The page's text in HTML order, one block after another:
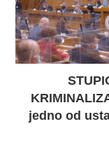
jedno od